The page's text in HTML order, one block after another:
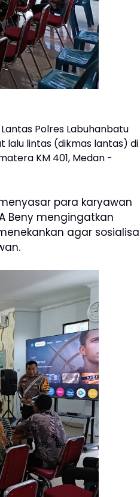
Polres Labuhanbatu
lalu lintas (dikmas lantas) di
KM 401, Medan -
para karyawan
Beny mengingatkan
agar